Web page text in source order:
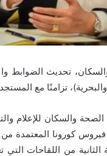
تحديث الضوابط
تزامنًا مع
والسكان للإعلام
فيروس كورونا المعتمدة
الجرعة الثانية من